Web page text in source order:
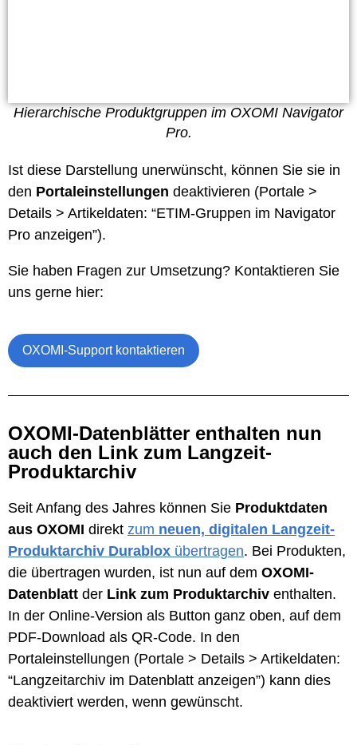
Hierarchische Produktgruppen im OXOMI Navigator
Pro.
Ist diese Darstellung unerwünscht, können Sie sie in
den Portaleinstellungen deaktivieren (Portale >
Details > Artikeldaten: “ETIM-Gruppen im Navigator
Pro anzeigen”).
Sie haben Fragen zur Umsetzung? Kontaktieren Sie
uns gerne hier:
OXOMI-Support kontaktieren
OXOMI-Datenblätter enthalten nun
auch den Link zum Langzeit-
Produktarchiv
Seit Anfang des Jahres können Sie Produktdaten
aus OXOMI direkt zum neuen, digitalen Langzeit-
Produktarchiv Durablox übertragen. Bei Produkten,
die übertragen wurden, ist nun auf dem OXOMI-
Datenblatt der Link zum Produktarchiv enthalten.
In der Online-Version als Button ganz oben, auf dem
PDF-Download als QR-Code. In den
Portaleinstellungen (Portale > Details > Artikeldaten:
“Langzeitarchiv im Datenblatt anzeigen”) kann dies
deaktiviert werden, wenn gewünscht.